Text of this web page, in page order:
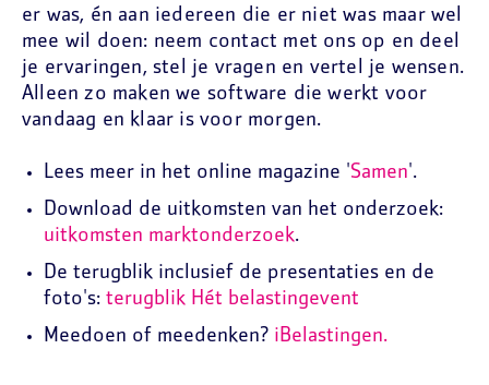
er was, én aan iedereen die er niet was maar wel
mee wil doen: neem contact met ons op en deel
je ervaringen, stel je vragen en vertel je wensen.
Alleen zo maken we software die werkt voor
vandaag en klaar is voor morgen.
Lees meer in het online magazine 'Samen'.
Download de uitkomsten van het onderzoek:
uitkomsten marktonderzoek.
De terugblik inclusief de presentaties en de
foto's: terugblik Hét belastingevent
Meedoen of meedenken? iBelastingen.